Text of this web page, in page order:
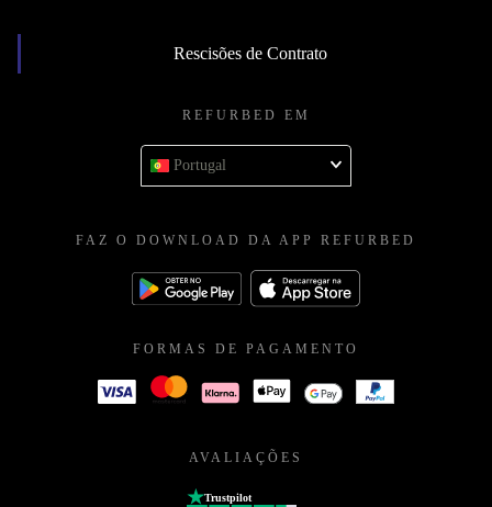
Rescisões de Contrato
REFURBED EM
Portugal
FAZ O DOWNLOAD DA APP REFURBED
FORMAS DE PAGAMENTO
AVALIAÇÕES
Trustpilot